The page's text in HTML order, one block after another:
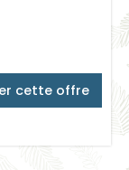
cette offre